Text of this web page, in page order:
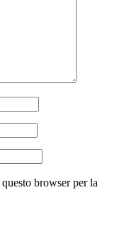
browser per la